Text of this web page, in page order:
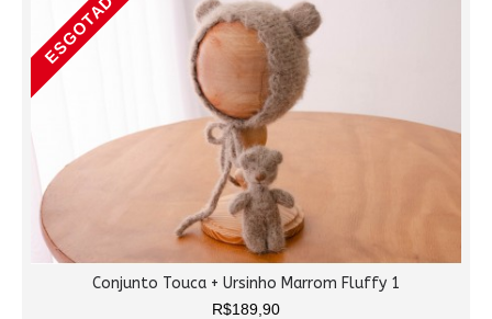
ESGOTADO
Conjunto Touca + Ursinho Marrom Fluffy 1
R$189,90